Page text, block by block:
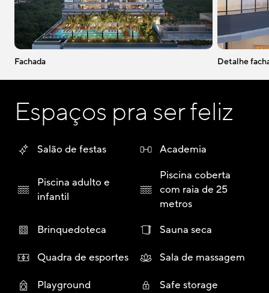
Fachada Detalhe
Espaços pra ser feliz
Salão de festas Academia
Piscina adulto e
infantil
Piscina coberta
com raia de 25
metros
Brinquedoteca
Sauna seca
Quadra de esportes Sala de massagem
Playground Safe storage